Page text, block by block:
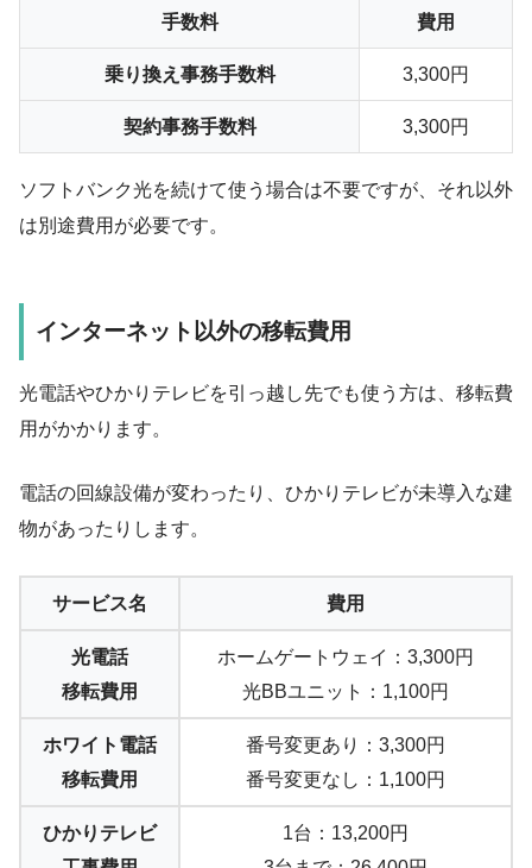
手数料 費用
乗り換え事務手数料 3,300円
契約事務手数料 3,300円
ソフトバンク光を続けて使う場合は不要ですが、それ以外
は別途費用が必要です。
インターネット以外の移転費用
光電話やひかりテレビを引っ越し先でも使う方は、移転費
用がかかります。
電話の回線設備が変わったり、ひかりテレビが未導入な建
物があったりします。
サービス名 費用
光電話
移転費用
ホームゲートウェイ：3,300円
光BBユニット：1,100円
ホワイト電話
移転費用
番号変更あり：3,300円
番号変更なし：1,100円
ひかりテレビ
1台：13,200円